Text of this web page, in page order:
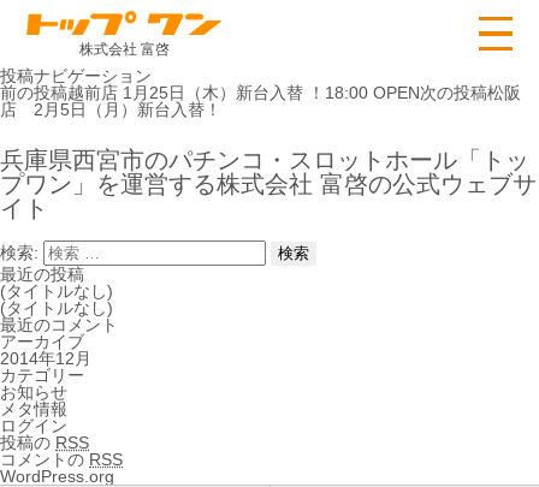
株式会社 富啓
投稿ナビゲーション
前の投稿越前店 1月25日（木）新台入替 ！18:00 OPEN次の投稿松阪
店 2月5日（月）新台入替！
兵庫県西宮市のパチンコ・スロットホール「トッ
プワン」を運営する株式会社 富啓の公式ウェブサ
イト
検索:
最近の投稿
(タイトルなし)
(タイトルなし)
最近のコメント
アーカイブ
2014年12月
カテゴリー
お知らせ
メタ情報
ログイン
投稿の RSS
コメントの RSS
WordPress.org